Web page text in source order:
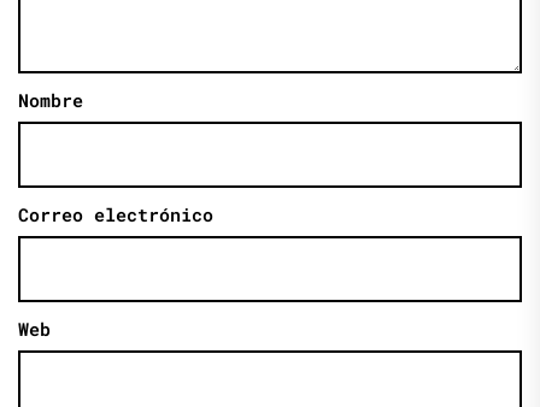
Nombre
Correo electrónico
Web